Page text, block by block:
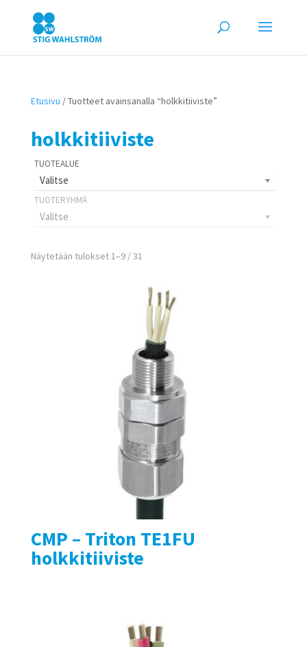
Etusivu / Tuotteet avainsanalla “holkkitiiviste”
holkkitiiviste
Valitse
Valitse
Näytetään tulokset 1–9 / 31
CMP – Triton TE1FU
holkkitiiviste